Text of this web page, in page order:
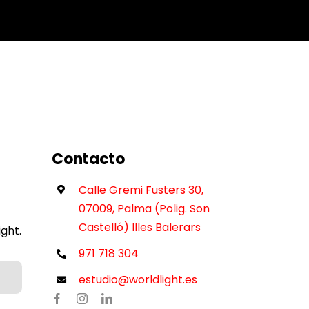
Contacto
Calle Gremi Fusters 30,
07009, Palma (Polig. Son
Castelló) Illes Balerars
971 718 304
estudio@worldlight.es